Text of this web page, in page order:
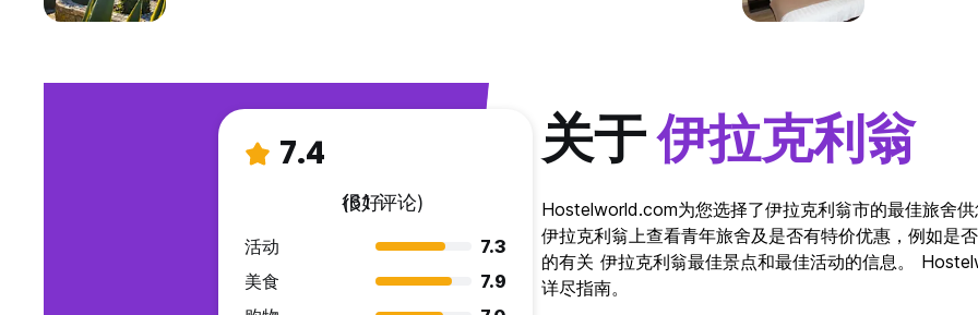
7.4
很好
(61 评论)
活动
7.3
美食
7.9
关于伊拉克利翁
Hostelworld.com为您选择了伊拉克利翁市的最佳旅舍
伊拉克利翁上查看青年旅舍及是否有特价优惠，例如是
的有关 伊拉克利翁最佳景点和最佳活动的信息。
详尽指南。